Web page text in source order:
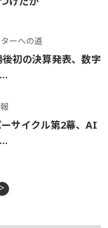
ーへの道
後初の決算発表、数字
サイクル第2幕、AI